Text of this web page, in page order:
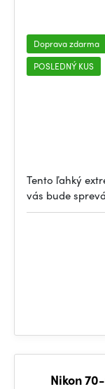
Doprava zdarma
POSLEDNÝ KUS
Tento ľahký
vás bude
Nikon